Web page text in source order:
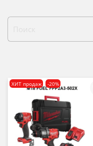
ХИТ продаж -20%